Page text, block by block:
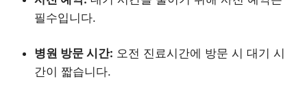
필수입니다.
병원 방문 시간: 오전 진료시간에 방문 시 대기 시
간이 짧습니다.